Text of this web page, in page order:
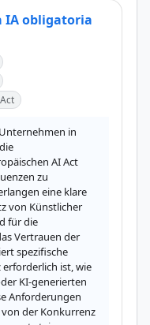
IA obligatoria
in
AI Act
zu
eine klare
von Künstlicher
für die
Vertrauen der
spezifische
erforderlich ist, wie
KI-generierten
Anforderungen
der Konkurrenz